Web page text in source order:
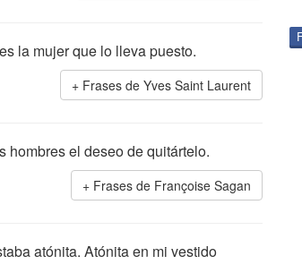
la mujer que lo lleva puesto.
Frases de Yves Saint Laurent
hombres el deseo de quitártelo.
Frases de Françoise Sagan
atónita. Atónita en mi vestido